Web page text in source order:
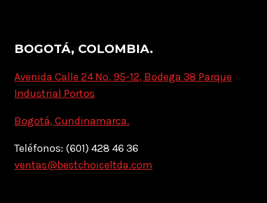
BOGOTÁ, COLOMBIA.
Avenida Calle 24 No. 95-12, Bodega 38 Parque
Industrial Portos
Bogotá, Cundinamarca.
Teléfonos: (601) 428 46 36
ventas@bestchoiceltda.com